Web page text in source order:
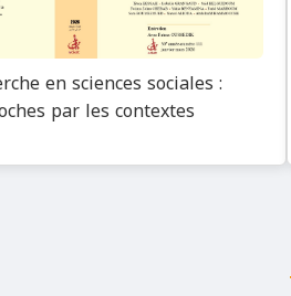
en sciences sociales :
par les contextes